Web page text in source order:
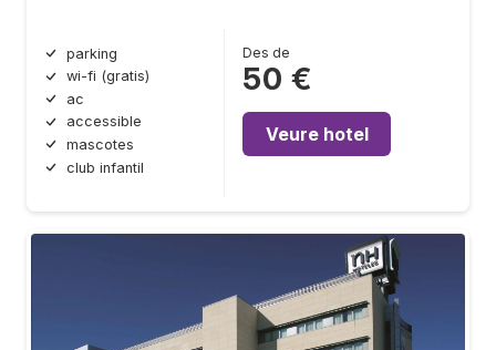
parking
wi-fi (gratis)
ac
accessible
mascotes
club infantil
Des de
50 €
Veure hotel